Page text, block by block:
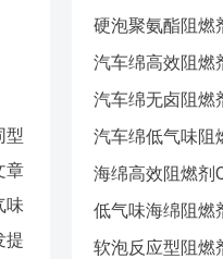
型
章
味
提
硬泡聚氨酯阻燃
汽车绵高效阻燃
汽车绵无卤阻燃
汽车绵低气味阻
海绵高效阻燃剂
低气味海绵阻燃
软泡反应型阻燃